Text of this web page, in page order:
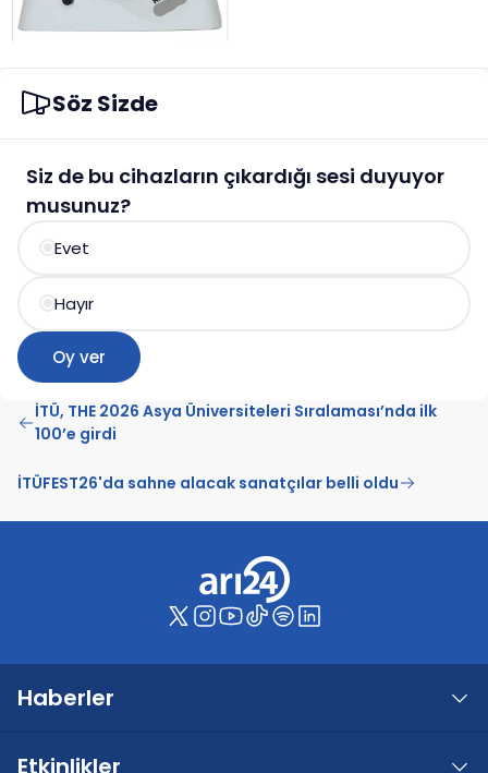
Söz Sizde
Siz de bu cihazların çıkardığı sesi duyuyor
musunuz?
Evet
Hayır
Oy ver
İTÜ, THE 2026 Asya Üniversiteleri Sıralaması’nda ilk
100’e girdi
İTÜFEST26'da sahne alacak sanatçılar belli oldu
Haberler
Etkinlikler